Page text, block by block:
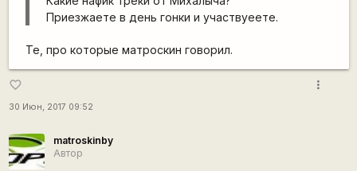
Приезжаете в день гонки и участвуеете.
Те, про которые матроскин говорил.
favorite_border
30 Июн, 2017 09:52
more_vert
matroskinby
Автор